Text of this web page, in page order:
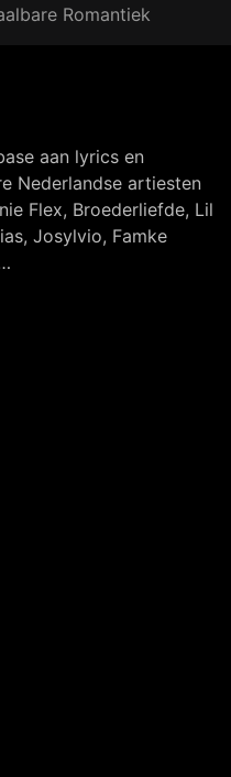
Romantiek
aan lyrics en
Nederlandse artiesten
Flex, Broederliefde, Lil
Josylvio, Famke